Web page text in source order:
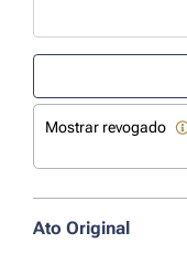
Use a tecla de seta
Mostrar revogado
Ato Original